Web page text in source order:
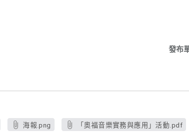
發布
海報.png 「奧福音樂實務與應用」活動.pdf